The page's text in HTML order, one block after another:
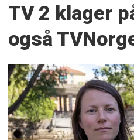
TV 2 klager
også